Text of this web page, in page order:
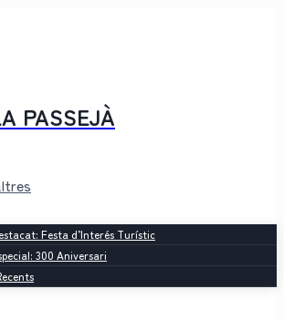
PASSEJÀ
Festa d’Interés Turístic
300 Aniversari